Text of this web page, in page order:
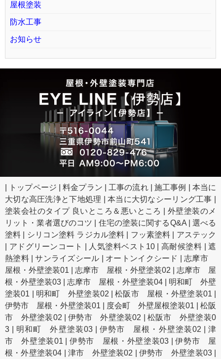
屋根塗装
防水工事
お知らせ
トップページ |料金プラン 工事の流れ|施工事例
本当に
大切な高圧洗浄と下地処理 |本当に大切なシーリング工事
塗装会社のタイプ 良いところ＆悪いところ
外壁塗装のメ
リット・業者選びのコツ
住宅の塗装に関するQ&A| 選べる
塗料
シリコン塗料 ラジカル塗料 フッ素塗料
アステック
アドグリーンコート 人気塗料ベスト10| 高耐候塗料
遮
熱塗料|サンライズシール オートンイクシード |志摩市
屋根・外壁塗装01
志摩市 屋根・外壁塗装02
志摩市 屋
根・外壁塗装03
志摩市 屋根・外壁塗装04
明和町 外壁
塗装01
明和町 外壁塗装02 |松阪市 屋根・外壁塗装01
伊勢市 屋根・外壁塗装01
度会町 外壁屋根塗装01
松阪
市 外壁塗装02 |伊勢市 外壁塗装02
松阪市 外壁塗装0
3
明和町 外壁塗装03| 伊勢市 屋根・外壁塗装02 |津
市 外壁塗装01 |伊勢市 屋根・外壁塗装03 |伊勢市 屋
根・外壁塗装04
津市 外壁塗装02 伊勢市 外壁塗装03|